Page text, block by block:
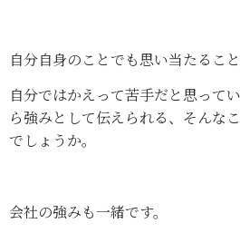
自分自身のことでも思い当たるこ
自分ではかえって苦手だと思って
ら強みとして伝えられる、そんな
でしょうか。
会社の強みも一緒です。